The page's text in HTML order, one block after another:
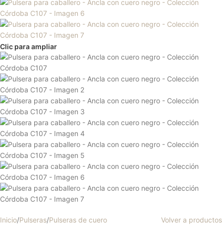
Clic para ampliar
Inicio/Pulseras/Pulseras de cuero Volver a productos